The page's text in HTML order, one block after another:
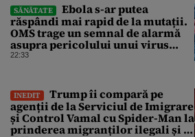
SĂNĂTATE
Ebola s-ar putea
răspândi mai rapid de la mutații.
OMS trage un semnal de alarmă
asupra pericolului unui virus
pentru care nu există vaccin
22:33
INEDIT
Trump îi compară pe
agenții de la Serviciul de Imigrare
și Control Vamal cu Spider-Man la
prinderea migranților ilegali și a